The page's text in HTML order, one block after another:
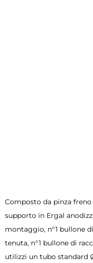
Composto da pinza freno
supporto in Ergal
montaggio, n°1 bullone
tenuta, n°1 bullone di
utilizzi un tubo standard